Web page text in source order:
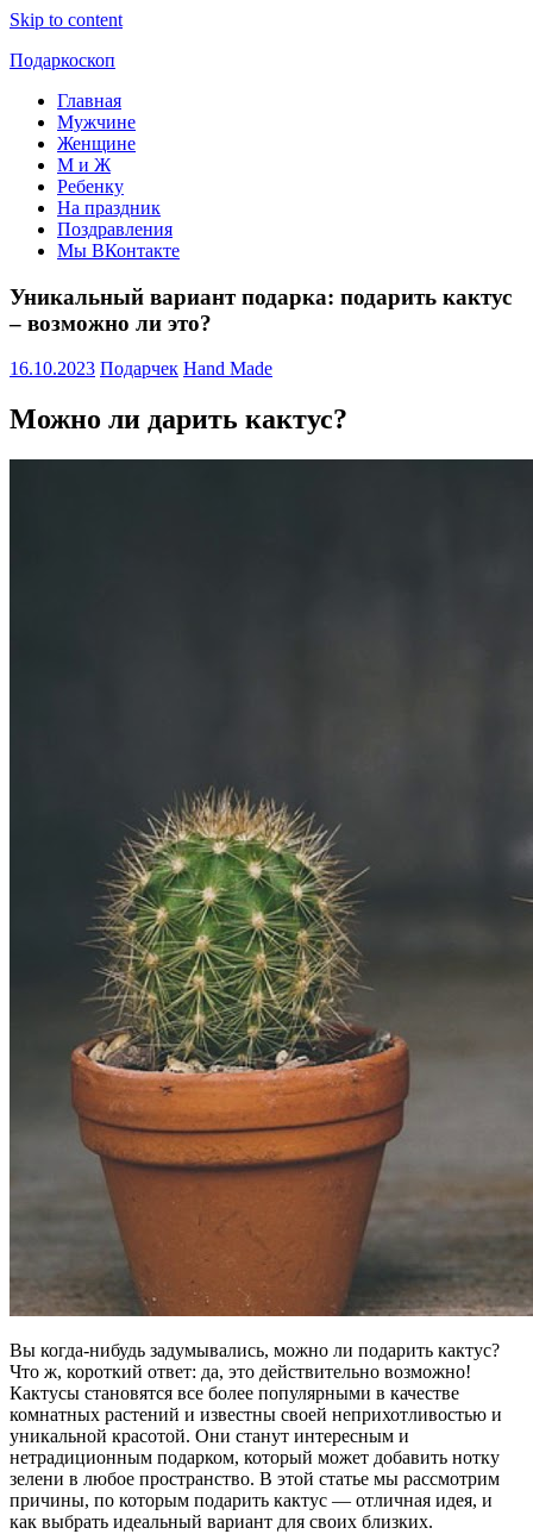
Skip to content
Подаркоскоп
Поможем
выбрать
подарить
Главная
Мужчине
Женщине
М и Ж
Ребенку
На праздник
Поздравления
Мы ВКонтакте
Уникальный вариант подарка: подарить кактус
– возможно ли это?
16.10.2023 Подарчек Hand Made
Можно ли дарить кактус?
Вы когда-нибудь задумывались, можно ли подарить кактус?
Что ж, короткий ответ: да, это действительно возможно!
Кактусы становятся все более популярными в качестве
комнатных растений и известны своей неприхотливостью и
уникальной красотой. Они станут интересным и
нетрадиционным подарком, который может добавить нотку
зелени в любое пространство. В этой статье мы рассмотрим
причины, по которым подарить кактус — отличная идея, и
как выбрать идеальный вариант для своих близких.